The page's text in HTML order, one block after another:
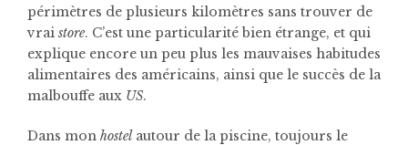
périmètres de plusieurs kilomètres sans trouver de
vrai store. C’est une particularité bien étrange, et qui
explique encore un peu plus les mauvaises habitudes
alimentaires des américains, ainsi que le succès de la
malbouffe aux US.
Dans mon hostelautour de la piscine, toujours le